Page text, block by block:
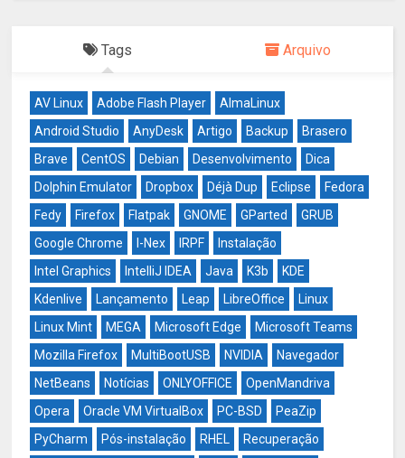
Tags Arquivo
AV Linux Adobe Flash Player
AlmaLinux
Android Studio
AnyDesk Artigo Backup
Brasero
Brave
CentOS Debian Desenvolvimento
Dica
Dolphin Emulator
Dropbox Déjà Dup Eclipse
Fedora
Fedy
Firefox Flatpak GNOME GParted
GRUB
Google Chrome
I-Nex IRPF
Instalação
Intel Graphics
IntelliJ IDEA Java K3b
KDE
Kdenlive
Lançamento Leap LibreOffice
Linux
Linux Mint
MEGA Microsoft Edge
Microsoft Teams
Mozilla Firefox
MultiBootUSB NVIDIA
Navegador
NetBeans
Notícias ONLYOFFICE
OpenMandriva
Opera
Oracle VM VirtualBox PC-BSD
PeaZip
PyCharm
Pós-instalação RHEL
Recuperação